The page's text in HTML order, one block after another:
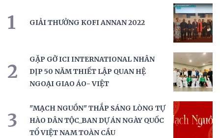
1 GIẢI THƯỞNG KOFI ANNAN 2022
2
GẶP GỠ ICI INTERNATIONAL NHÂN
DỊP 50 NĂM THIẾT LẬP QUAN HỆ
NGOẠI GIAO ÁO- VIỆT
3
"MẠCH NGUỒN" THẮP SÁNG LÒNG TỰ
HÀO DÂN TỘC_BAN DỰ ÁN NGÀY QUỐC
TỔ VIỆT NAM TOÀN CẦU